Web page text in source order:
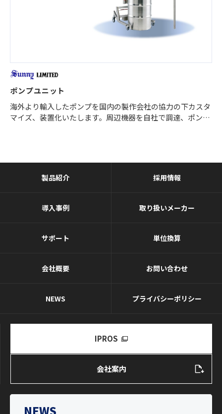
ポンプユニット
海外より輸入したポンプを国内の製作会社の協力の下カスタ
マイズ、装置化いたします。周辺機器を自社で調達、ポンプ
製品紹介
導入事例
サポート
会社概要
NEWS
採用情報
取り扱いメーカー
単位換算
お問い合わせ
プライバシーポリシー
会社案内
IPROS
NEWS